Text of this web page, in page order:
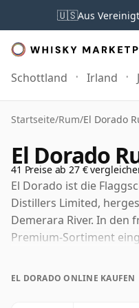
🇺🇸Aus
Schottland Irland
Startseite/Rum/El Dorado
El Dorado
41 Preise ab 27 €
El Dorado ist die
Distillers Limited,
Demerara River. In den
Premium-Sortiment
durch Jahrhunderte
EL DORADO ONLINE KAUFEN